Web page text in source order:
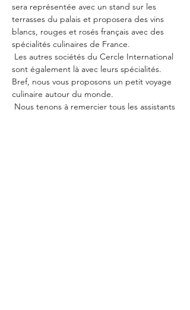
sera représentée avec un stand sur les
terrasses du palais et proposera des vins
blancs, rouges et rosés français avec des
spécialités culinaires de France.
sont également là avec leurs spécialités.
Bref, nous vous proposons un petit voyage
culinaire autour du monde.